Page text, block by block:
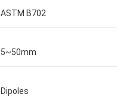
ASTM B702
5~50mm
Dipoles